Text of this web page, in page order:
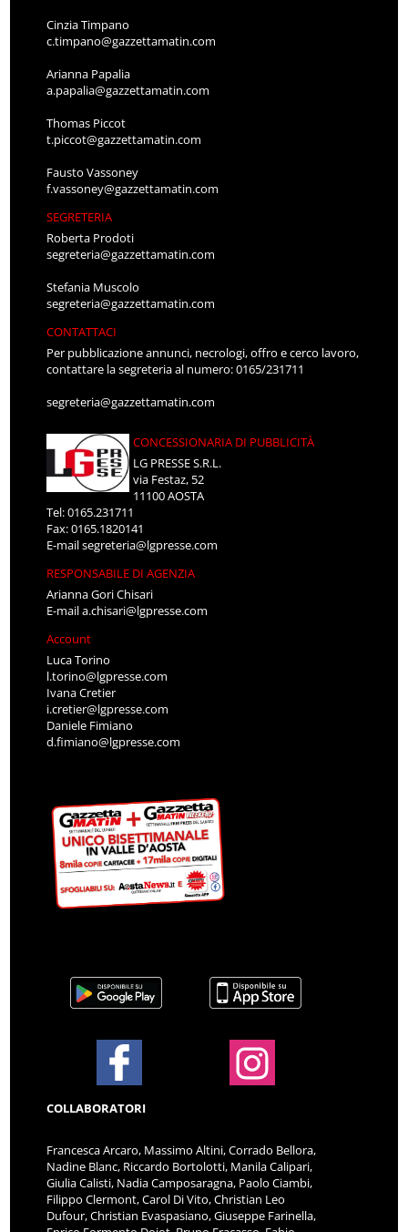
Cinzia Timpano
c.timpano@gazzettamatin.com
Arianna Papalia
a.papalia@gazzettamatin.com
Thomas Piccot
t.piccot@gazzettamatin.com
Fausto Vassoney
f.vassoney@gazzettamatin.com
SEGRETERIA
Roberta Prodoti
segreteria@gazzettamatin.com
Stefania Muscolo
segreteria@gazzettamatin.com
CONTATTACI
Per pubblicazione annunci, necrologi, offro e cerco lavoro,
contattare la segreteria al numero: 0165/231711
segreteria@gazzettamatin.com
CONCESSIONARIA DI PUBBLICITÀ
LG PRESSE S.R.L.
via Festaz, 52
11100 AOSTA
Tel: 0165.231711
Fax: 0165.1820141
E-mailsegreteria@lgpresse.com
RESPONSABILE DI AGENZIA
Arianna Gori Chisari
E-maila.chisari@lgpresse.com
Account
Luca Torino
l.torino@lgpresse.com
Ivana Cretier
i.cretier@lgpresse.com
Daniele Fimiano
d.fimiano@lgpresse.com
COLLABORATORI
Francesca Arcaro, Massimo Altini, Corrado Bellora,
Nadine Blanc, Riccardo Bortolotti, Manila Calipari,
Giulia Calisti, Nadia Camposaragna, Paolo Ciambi,
Filippo Clermont, Carol Di Vito, Christian Leo
Dufour, Christian Evaspasiano, Giuseppe Farinella,